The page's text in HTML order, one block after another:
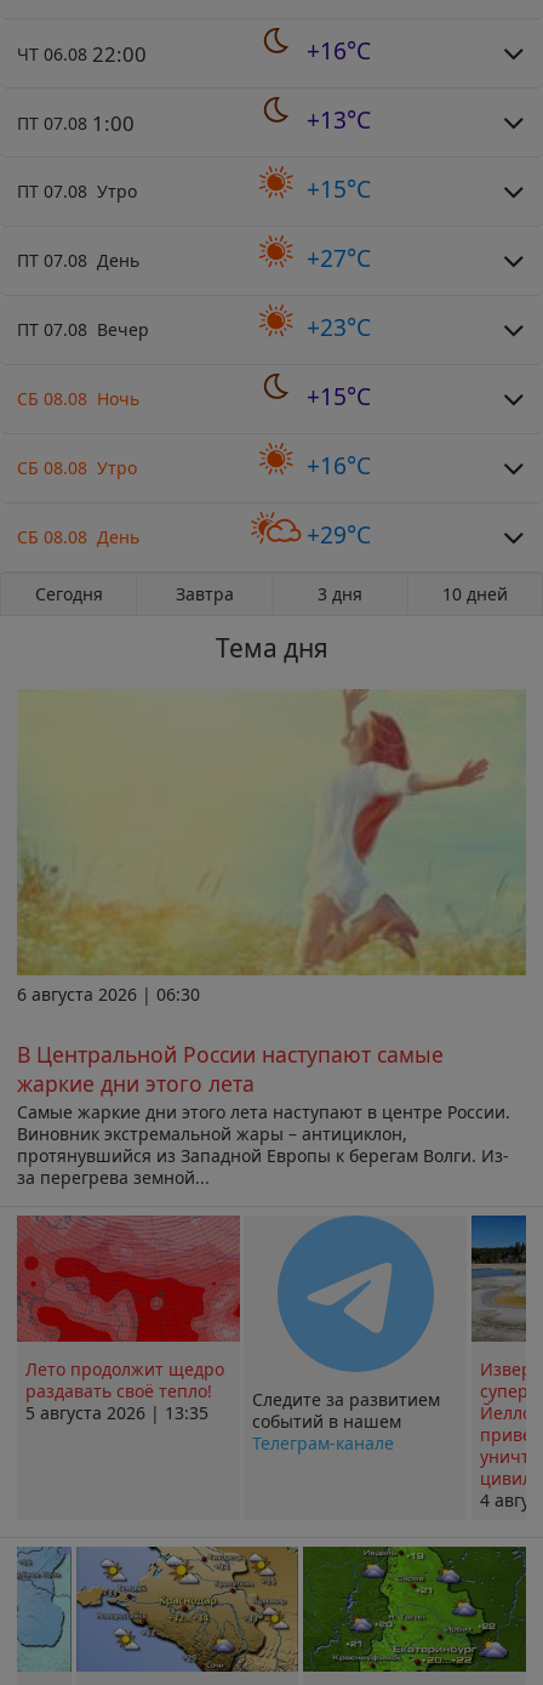
ЧТ 06.08 22:00 +16°C
ПТ 07.08 1:00 +13°C
ПТ 07.08 Утро +15°C
ПТ 07.08 День +27°C
ПТ 07.08 Вечер +23°C
СБ 08.08 Ночь +15°C
СБ 08.08 Утро +16°C
СБ 08.08 День +29°C
Сегодня Завтра 3 дня 10 дней
Тема дня
6 августа 2026 | 06:30
В Центральной России наступают самые
жаркие дни этого лета
Самые жаркие дни этого лета наступают в центре России.
Виновник экстремальной жары – антициклон,
протянувшийся из Западной Европы к берегам Волги. Из-
за перегрева земной...
Лето продолжит щедро
раздавать своё тепло!
5 августа 2026 | 13:35
Следите за развитием
событий в нашем
Телеграм-канале
4